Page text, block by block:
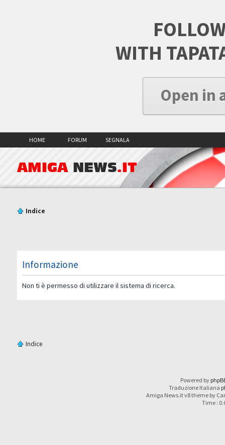
WITH
Open in
HOME FORUM SEGNALA
AMIGA NEWS.IT
Indice
Informazione
Non ti è permesso di utilizzare il sistema di ricerca.
Indice
Powered by
Traduzione Italiana
Amiga News.it v8 theme by
Time :